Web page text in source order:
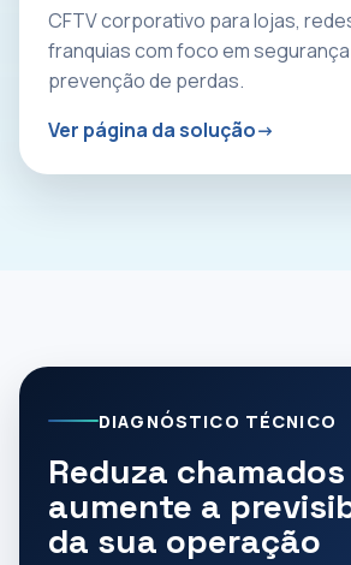
CFTV corporativo para lojas,
franquias com foco em
prevenção de perdas.
Ver página da solução
DIAGNÓSTICO TÉCNICO
Reduza chamados
aumente a
da sua operação